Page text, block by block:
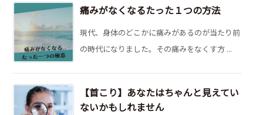
痛みがなくなるたった１つの方法
現代、身体のどこかに痛みがあるのが当たり前
の時代になりました。その痛みをなくす方 ...
【首こり】あなたはちゃんと見えてい
ないかもしれません